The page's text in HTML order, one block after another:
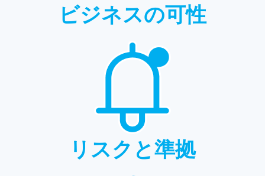
ビジネスの可性
リスクと準拠